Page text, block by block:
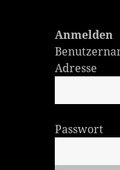
Anmelden
Adresse
Passwort